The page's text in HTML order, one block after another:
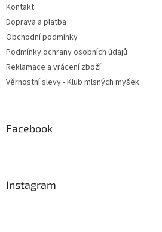
Kontakt
Doprava a platba
Obchodní podmínky
Podmínky ochrany osobních údajů
Reklamace a vrácení zboží
Věrnostní slevy - Klub mlsných myšek
Facebook
Instagram